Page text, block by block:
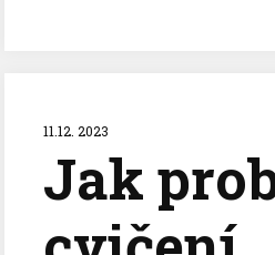
11.12. 2023
Jak